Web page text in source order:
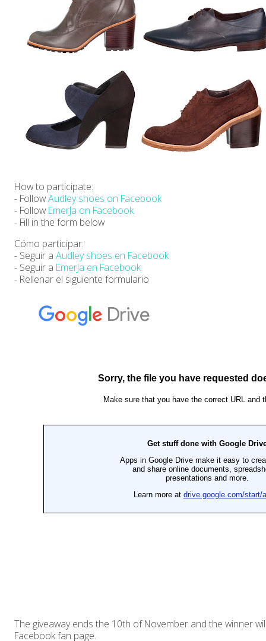
How to participate:
- FollowAudley shoes on Facebook
- Follow EmerJa on Facebook
- Fill in the form below
Cómo participar:
- Seguir a Audley shoes en Facebook
- Seguir a EmerJa en Facebook
- Rellenar el siguiente formulario
The giveaway ends the 10th of November and the winner
Facebook fan page.